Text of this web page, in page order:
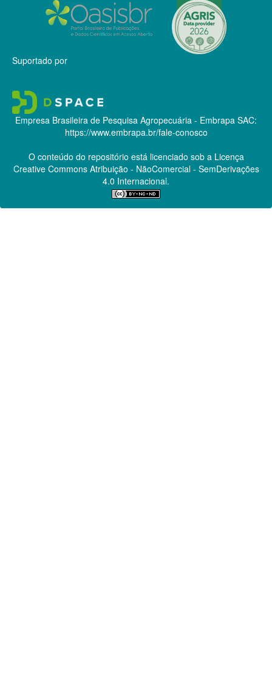
Suportado por
Empresa Brasileira de Pesquisa Agropecuária - Embrapa SAC:
https://www.embrapa.br/fale-conosco
O conteúdo do repositório está licenciado sob a Licença
Creative CommonsAtribuição - NãoComercial - SemDerivações
4.0 Internacional.